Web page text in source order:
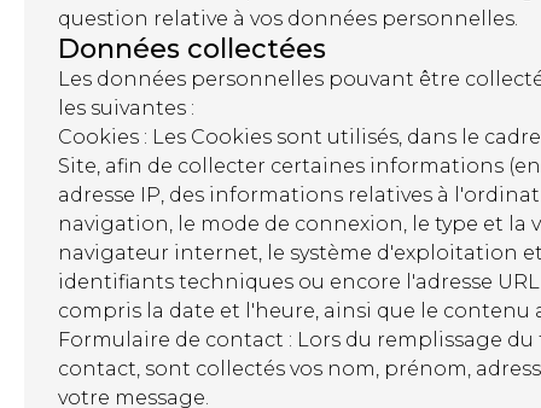
question relative à vos données personnelles.
Données collectées
Les données personnelles pouvant être
les suivantes :
Cookies : Les Cookies sont utilisés, dans le
Site, afin de collecter certaines informations
adresse IP, des informations relatives à
navigation, le mode de connexion, le type et la
navigateur internet, le système d'exploitation
identifiants techniques ou encore l'adresse
compris la date et l'heure, ainsi que le contenu
Formulaire de contact : Lors du remplissage
contact, sont collectés vos nom, prénom,
votre message.